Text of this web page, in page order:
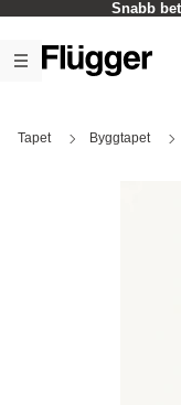
Snabb
Tapet Byggtapet